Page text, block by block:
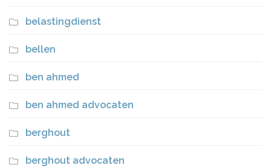
belastingdienst
bellen
ben ahmed
ben ahmed advocaten
berghout
berghout advocaten